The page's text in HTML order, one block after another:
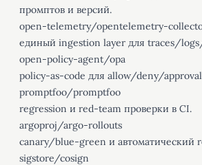
промптов и версий.
open-telemetry/opentelemetry-
единый ingestion layer для traces/
open-policy-agent/opa
policy-as-code для allow/deny/
promptfoo/promptfoo
regression и red-team проверки в CI.
argoproj/argo-rollouts
canary/blue-green и автоматический
sigstore/cosign